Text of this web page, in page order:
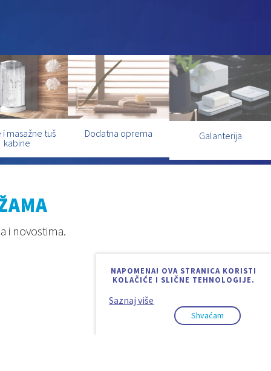
i masažne tuš
kabine
Dodatna oprema Galanterija
NAPOMENA! OVA STRANICA KORISTI
KOLAČIĆE I SLIČNE TEHNOLOGIJE.
Saznaj više
Shvaćam
i novostima.